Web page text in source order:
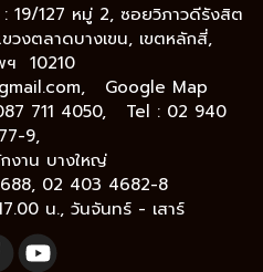
19/127 หมู่ 2, ซอยวิภาวดีรังสิต
งตลาดบางเขน, เขตหลักสี่,
ฯ 10210
Google Map
711 4050, Tel : 02 940
9,
งาน บางใหญ่
02 403 4682-8
น., วันจันทร์ - เสาร์